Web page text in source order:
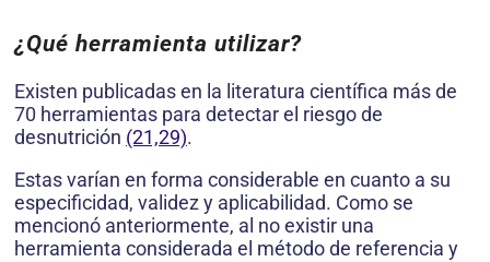
¿Qué herramienta utilizar?
Existen publicadas en la literatura científica más de
70 herramientas para detectar el riesgo de
desnutrición (21,29).
Estas varían en forma considerable en cuanto a su
especificidad, validez y aplicabilidad. Como se
mencionó anteriormente, al no existir una
herramienta considerada el método de referencia y